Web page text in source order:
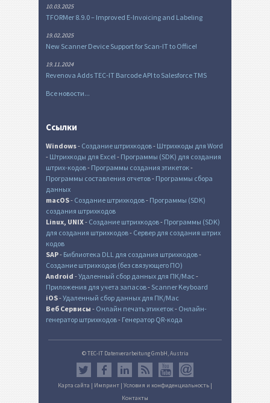
10.03.2025
TFORMer 8.9.0 – Improved E-Invoicing and Labeling
19.02.2025
New Scanner Device Support for Scan-IT to Office!
19.11.2024
Revenova Adds TEC-IT Barcode API to Salesforce TMS
Все новости...
Ссылки
Windows- Создание штрихкодов- Штрихкоды для Word
- Штрихкоды для Excel- Программы (SDK) для создания
штрих-кодов- Программы создания этикеток-
Программы составления отчетов- Программы сбора
данных
macOS- Создание штрихкодов- Программы (SDK)
создания штрихкодов
Linux, UNIX- Создание штрихкодов- Программы (SDK)
для создания штрихкодов- Сервер для создания штрих
кодов
SAP- Библиотека DLL для создания штрихкодов-
Создание штрихкодов (без связующего ПО)
Android -Удаленный сбор данных для ПК/Mac -
Приложения для учета запасов- Scanner Keyboard
iOS-Удаленный сбор данных для ПК/Mac
Веб Сервисы - Онлайн печать этикеток- Онлайн-
генератор штрихкодов- Генератор QR-кода
© TEC-IT Datenverarbeitung GmbH, Austria
Карта сайта | Импринт | Условия и конфиденциальность |
Контакты